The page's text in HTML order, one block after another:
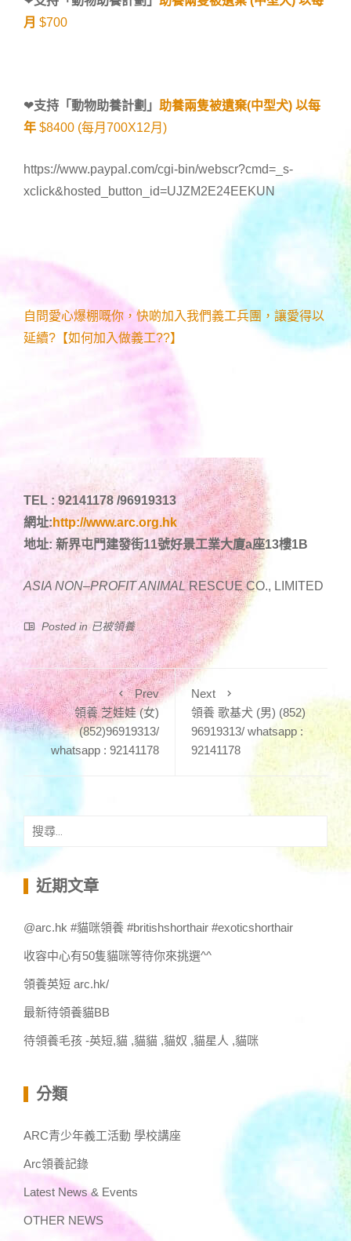
月 $700
❤支持「動物助養計劃 」 助養兩隻被遺棄(中型犬) 以每
年 $8400 (每月700X12月)
https://www.paypal.com/cgi-bin/webscr?cmd=_s-
xclick&hosted_button_id=UJZM2E24EEKUN
自問愛心爆棚嘅你，快啲加入我們義工兵團，讓愛得以
延續?【如何加入做義工??】
TEL : 92141178 /96919313
網址: http://www.arc.org.hk
地址: 新界屯門建發街11號好景工業大廈a座13樓1B
ASIA NON–PROFIT ANIMALRESCUE CO., LIMITED
Posted in已被領養
Prev
領養 芝娃娃 (女)
(852)96919313/
whatsapp : 92141178
Next
領養 歌基犬 (男) (852)
96919313/ whatsapp :
92141178
搜
鍵 近期文章
@arc.hk #貓咪領養 #britishshorthair #exoticshorthair
收容中心有50隻貓咪等待你來挑選^^
領養英短 arc.hk/
最新待領養貓BB
待領養毛孩 -英短,貓 ,貓貓 ,貓奴 ,貓星人 ,貓咪
分類
ARC青少年義工活動 學校講座
Arc領養記錄
Latest News & Events
OTHER NEWS